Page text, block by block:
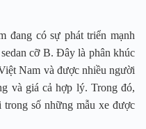
đang có sự phát triển mạnh
cỡ B. Đây là phân khúc
Nam và được nhiều người
và giá cả hợp lý. Trong đó,
số những mẫu xe được